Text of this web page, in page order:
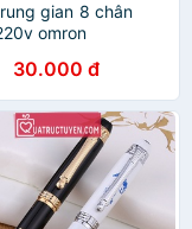
gian 8 chân
omron
30.000 đ